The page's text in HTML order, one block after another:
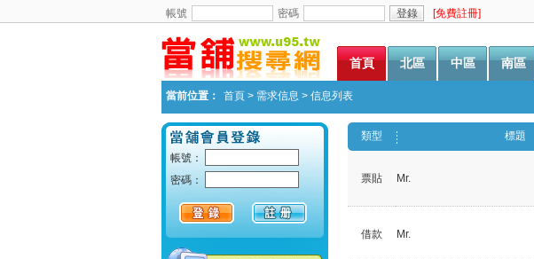
帳號 密碼 [免費註冊]
首頁 北區 中區 南區
當前位置： 首頁 > 需求信息 > 信息列表
帳號：
密碼：
類型 標題
票貼 Mr.
借款 Mr.